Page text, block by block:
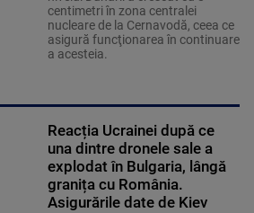
centimetri în zona centralei
nucleare de la Cernavodă, ceea ce
asigură funcţionarea în continuare
a acesteia.
Reacția Ucrainei după ce
una dintre dronele sale a
explodat în Bulgaria, lângă
granița cu România.
Asigurările date de Kiev